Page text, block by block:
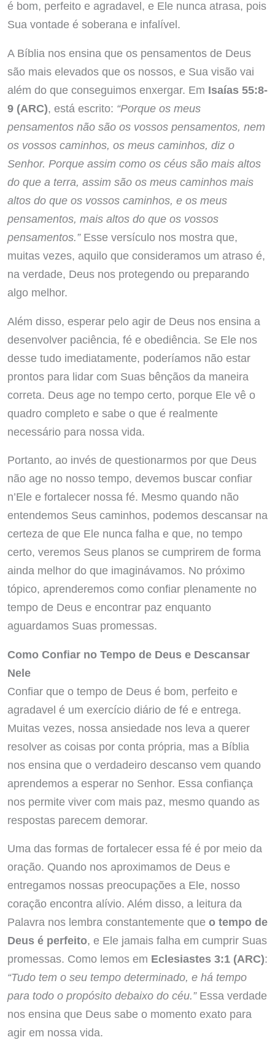
é bom, perfeito e agradavel, e Ele nunca atrasa, pois
Sua vontade é soberana e infalível.
A Bíblia nos ensina que os pensamentos de Deus
são mais elevados que os nossos, e Sua visão vai
além do que conseguimos enxergar. Em Isaías 55:8-
9 (ARC), está escrito: “Porque os meus
pensamentos não são os vossos pensamentos, nem
os vossos caminhos, os meus caminhos, diz o
Senhor. Porque assim como os céus são mais altos
do que a terra, assim são os meus caminhos mais
altos do que os vossos caminhos, e os meus
pensamentos, mais altos do que os vossos
pensamentos.”Esse versículo nos mostra que,
muitas vezes, aquilo que consideramos um atraso é,
na verdade, Deus nos protegendo ou preparando
algo melhor.
Além disso, esperar pelo agir de Deus nos ensina a
desenvolver paciência, fé e obediência. Se Ele nos
desse tudo imediatamente, poderíamos não estar
prontos para lidar com Suas bênçãos da maneira
correta. Deus age no tempo certo, porque Ele vê o
quadro completo e sabe o que é realmente
necessário para nossa vida.
Portanto, ao invés de questionarmos por que Deus
não age no nosso tempo, devemos buscar confiar
n’Ele e fortalecer nossa fé. Mesmo quando não
entendemos Seus caminhos, podemos descansar na
certeza de que Ele nunca falha e que, no tempo
certo, veremos Seus planos se cumprirem de forma
ainda melhor do que imaginávamos. No próximo
tópico, aprenderemos como confiar plenamente no
tempo de Deus e encontrar paz enquanto
aguardamos Suas promessas.
Como Confiar no Tempo de Deus e Descansar
Nele
Confiar que o tempo de Deus é bom, perfeito e
agradavel é um exercício diário de fé e entrega.
Muitas vezes, nossa ansiedade nos leva a querer
resolver as coisas por conta própria, mas a Bíblia
nos ensina que o verdadeiro descanso vem quando
aprendemos a esperar no Senhor. Essa confiança
nos permite viver com mais paz, mesmo quando as
respostas parecem demorar.
Uma das formas de fortalecer essa fé é por meio da
oração. Quando nos aproximamos de Deus e
entregamos nossas preocupações a Ele, nosso
coração encontra alívio. Além disso, a leitura da
Palavra nos lembra constantemente que o tempo de
Deus é perfeito, e Ele jamais falha em cumprir Suas
promessas. Como lemos em Eclesiastes 3:1 (ARC):
“Tudo tem o seu tempo determinado, e há tempo
para todo o propósito debaixo do céu.”Essa verdade
nos ensina que Deus sabe o momento exato para
agir em nossa vida.